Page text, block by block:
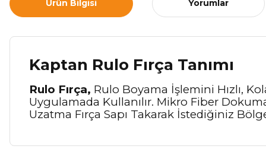
Ürün Bilgisi Yorumlar
Kaptan Rulo Fırça Tanımı
Rulo Fırça, Rulo Boyama İşlemini Hızlı,
Uygulamada Kullanılır. Mikro Fiber
Uzatma Fırça Sapı Takarak İstediğiniz